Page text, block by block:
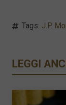
Tags: J.P.
LEGGI